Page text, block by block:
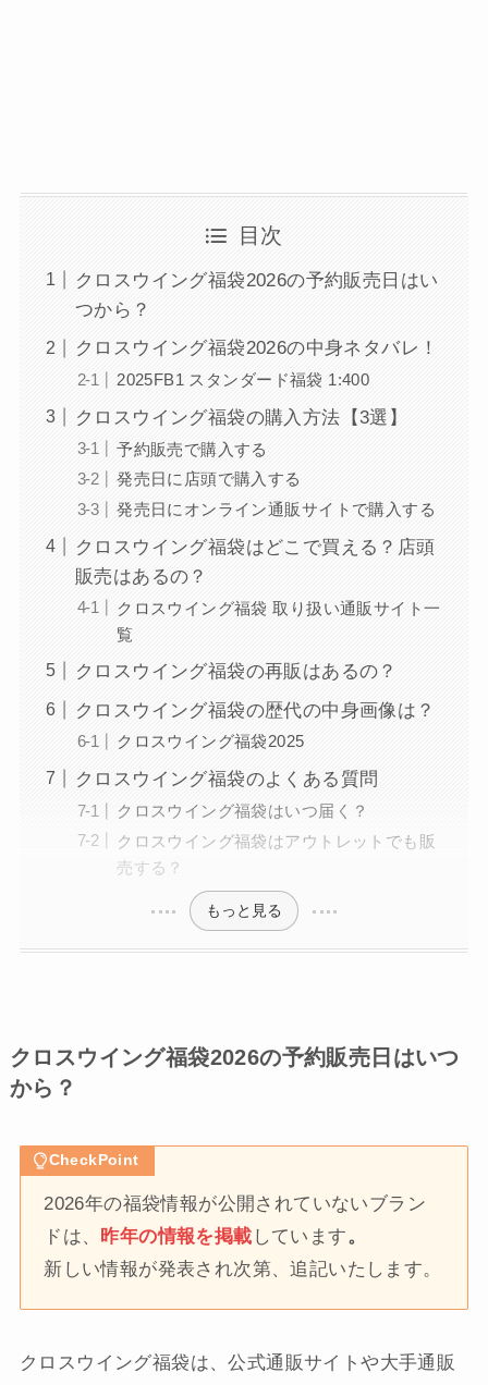
目次
クロスウイング福袋2026の予約販売日はい
つから？
クロスウイング福袋2026の中身ネタバレ！
2025FB1 スタンダード福袋 1:400
クロスウイング福袋の購入方法【3選】
予約販売で購入する
発売日に店頭で購入する
発売日にオンライン通販サイトで購入する
クロスウイング福袋はどこで買える？店頭
販売はあるの？
クロスウイング福袋 取り扱い通販サイト一
覧
クロスウイング福袋の再販はあるの？
クロスウイング福袋の歴代の中身画像は？
クロスウイング福袋2025
クロスウイング福袋のよくある質問
クロスウイング福袋はいつ届く？
クロスウイング福袋はアウトレットでも販
売する？
もっと見る
クロスウイング福袋2026の予約販売日はいつ
から？
CheckPoint
2026年の福袋情報が公開されていないブラン
ドは、 昨年の情報を掲載 しています。
新しい情報が発表され次第、追記いたします。
クロスウイング福袋は、公式通販サイトや大手通販